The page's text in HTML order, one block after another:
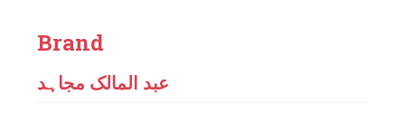
Brand
عبد المالک مجاہد